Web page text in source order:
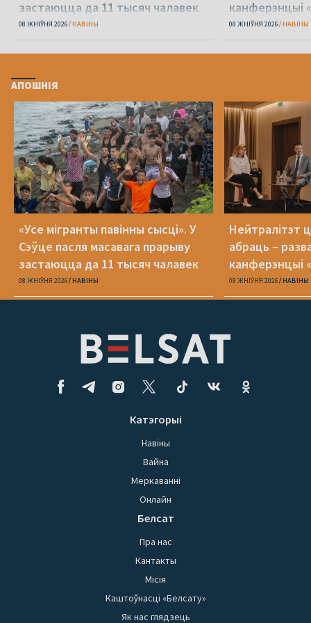
застаюцца да 11 тысяч чалавек
08 ЖНІЎНЯ 2026 НАВІНЫ
канферэнцыі
08 ЖНІЎНЯ 2026 НАВІНЫ
АПОШНІЯ
«Усе мігранты павінны сысці». У
Сэўце пасля масавага прарыву
застаюцца да 11 тысяч чалавек
08 ЖНІЎНЯ 2026 НАВІНЫ
Нейтралітэт
абраць –
канферэнцыі
08 ЖНІЎНЯ 2026 НАВІНЫ
Катэгорыі
Навіны
Вайна
Меркаванні
Онлайн
Белсат
Пра нас
Кантакты
Місія
Каштоўнасці «Белсату»
Як нас глядзець